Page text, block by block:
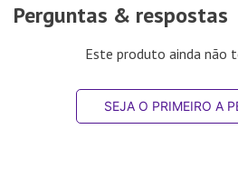
Perguntas & respostas
Este produto ainda não
SEJA O PRIMEIRO A